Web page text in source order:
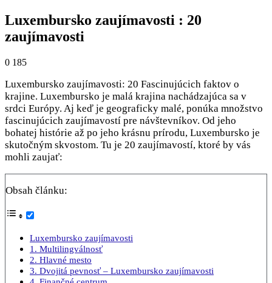
Luxembursko zaujímavosti : 20
zaujímavosti
0 185
Luxembursko zaujímavosti: 20 Fascinujúcich faktov o
krajine. Luxembursko je malá krajina nachádzajúca sa v
srdci Európy. Aj keď je geograficky malé, ponúka množstvo
fascinujúcich zaujímavostí pre návštevníkov. Od jeho
bohatej histórie až po jeho krásnu prírodu, Luxembursko je
skutočným skvostom. Tu je 20 zaujímavostí, ktoré by vás
mohli zaujať:
Obsah článku:
Luxembursko zaujímavosti
1. Multilingválnosť
2. Hlavné mesto
3. Dvojitá pevnosť – Luxembursko zaujímavosti